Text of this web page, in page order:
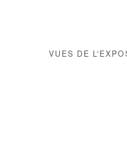
VUES DE